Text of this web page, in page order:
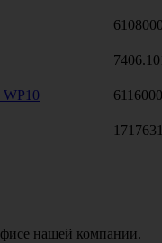
WP10
нашей компании.